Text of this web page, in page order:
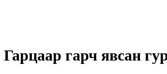
Гарцаар гарч явсан